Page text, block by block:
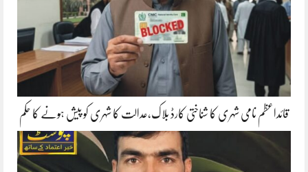
قائداعظم نامی شہری کا شناختی کارڈ بلاک،عدالت کا شہری کو پیش ہونے کا حکم